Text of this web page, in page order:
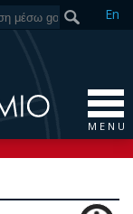
En
M E N U